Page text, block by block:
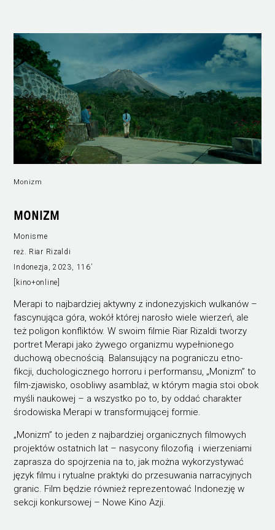
Monizm
MONIZM
Monisme
reż. Riar Rizaldi
Indonezja, 2023, 116’
[kino+online]
Merapi to najbardziej aktywny z indonezyjskich wulkanów –
fascynująca góra, wokół której narosło wiele wierzeń, ale
też poligon konfliktów. W swoim filmie Riar Rizaldi tworzy
portret Merapi jako żywego organizmu wypełnionego
duchową obecnością. Balansujący na pograniczu etno-
fikcji, duchologicznego horroru i performansu, „Monizm” to
film-zjawisko, osobliwy asamblaż, w którym magia stoi obok
myśli naukowej – a wszystko po to, by oddać charakter
środowiska Merapi w transformującej formie.
„Monizm” to jeden z najbardziej organicznych filmowych
projektów ostatnich lat – nasycony filozofią i wierzeniami
zaprasza do spojrzenia na to, jak można wykorzystywać
język filmu i rytualne praktyki do przesuwania narracyjnych
granic. Film będzie również reprezentować Indonezję w
sekcji konkursowej – Nowe Kino Azji.